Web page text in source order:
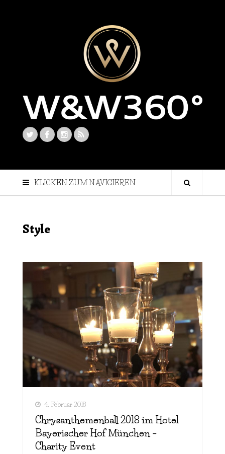
KLICKEN ZUM NAVIGIEREN
Style
4. Februar 2018
Chrysanthemenball 2018 im Hotel
Bayerischer Hof München –
Charity Event